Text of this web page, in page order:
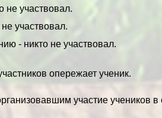
не участвовал.
участвовал.
- никто не участвовал.
опережает ученик.
участие учеников в